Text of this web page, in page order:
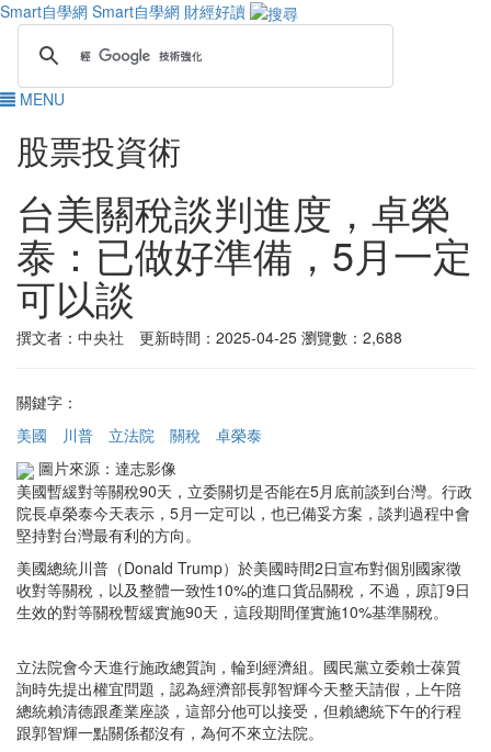
Smart自學網 Smart自學網 財經好讀
MENU
股票投資術
台美關稅談判進度，卓榮
泰：已做好準備，5月一定
可以談
撰文者：中央社 更新時間：2025-04-25 瀏覽數：2,688
關鍵字：
美國
川普 立法院 關稅
卓榮泰
圖片來源：達志影像
美國暫緩對等關稅90天，立委關切是否能在5月底前談到台灣。行政
院長卓榮泰今天表示，5月一定可以，也已備妥方案，談判過程中會
堅持對台灣最有利的方向。
美國總統川普（Donald Trump）於美國時間2日宣布對個別國家徵
收對等關稅，以及整體一致性10%的進口貨品關稅，不過，原訂9日
生效的對等關稅暫緩實施90天，這段期間僅實施10%基準關稅。
立法院會今天進行施政總質詢，輪到經濟組。國民黨立委賴士葆質
詢時先提出權宜問題，認為經濟部長郭智輝今天整天請假，上午陪
總統賴清德跟產業座談，這部分他可以接受，但賴總統下午的行程
跟郭智輝一點關係都沒有，為何不來立法院。